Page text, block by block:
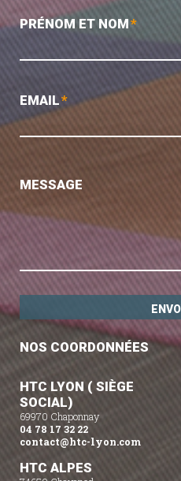
PRÉNOM ET NOM*
EMAIL*
MESSAGE
NOS COORDONNÉES
HTC LYON ( SIÈGE
SOCIAL)
69970 Chaponnay
04 78 17 32 22
contact@htc-lyon.com
HTC ALPES